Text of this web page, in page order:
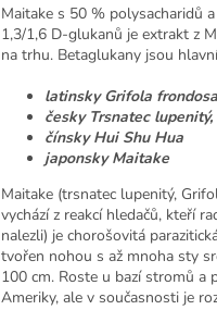
Maitake s 50 % polysacharidů
1,3/1,6 D-glukanů je extrakt z
na trhu. Betaglukany jsou
latinsky Grifola frondosa
česky Trsnatec
čínsky Hui Shu Hua
japonsky Maitake
Maitake (trsnatec lupenitý,
vychází z reakcí hledačů, kteří
nalezli) je chorošovitá
tvořen nohou s až mnoha sty
100 cm. Roste u bazí stromů a
Ameriky, ale v současnosti je